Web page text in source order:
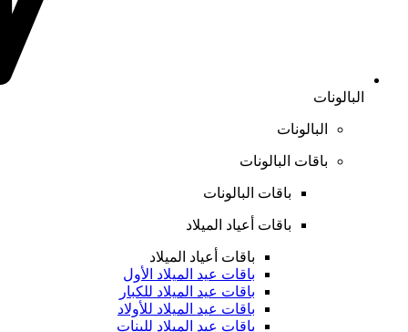
البالونات
البالونات
باقات البالونات
باقات البالونات
باقات أعياد الميلاد
باقات أعياد الميلاد
باقات عيد الميلاد الأول
باقات عيد الميلاد للكبار
باقات عيد الميلاد للأولاد
باقات عيد الميلاد للبنات